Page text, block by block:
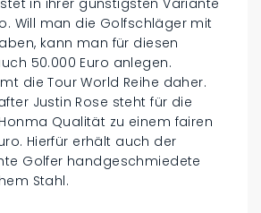
in ihrer günstigsten Variante
Will man die Golfschläger mit
kann man für diesen
50.000 Euro anlegen.
die Tour World Reihe daher.
Justin Rose steht für die
Qualität zu einem fairen
Hierfür erhält auch der
Golfer handgeschmiedete
Stahl.